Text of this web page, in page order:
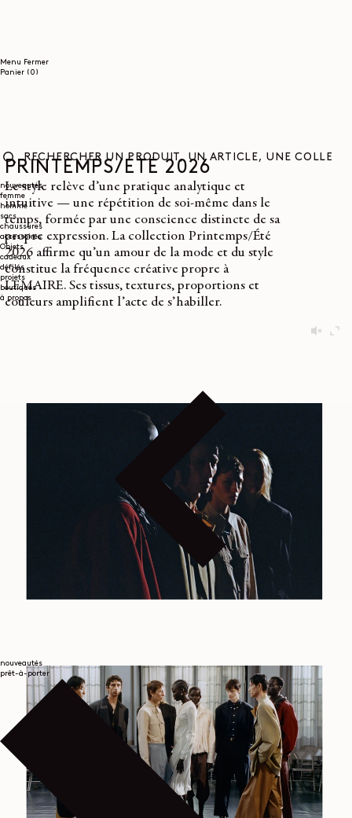
Menu Fermer
Panier (0)
RECHERCHER
UN
PRODUIT,
UN
ARTICLE,
UNE
COLLECTION...
nouveautés
femme
homme
sacs
chaussures
accessoires
Objets
cadeaux
défilés
projets
boutiques
à propos
nouveautés
prêt-à-porter
PRINTEMPS/ÉTÉ 2026
Le style relève d’une pratique analytique et
intuitive — une répétition de soi-même dans le
temps, formée par une conscience distincte de sa
propre expression. La collection Printemps/Été
2026 affirme qu’un amour de la mode et du style
constitue la fréquence créative propre à
LEMAIRE. Ses tissus, textures, proportions et
couleurs amplifient l’acte de s’habiller.